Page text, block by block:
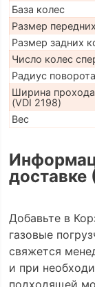
База колес
Размер
Размер задних
Число колес
Радиус поворота
Ширина
(VDI 2198)
Вес
доставке
Добавьте в
газовые
свяжется
и при